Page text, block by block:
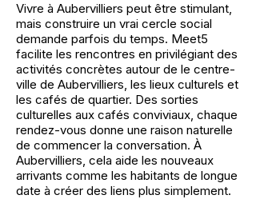
Vivre à Aubervilliers peut être stimulant,
mais construire un vrai cercle social
demande parfois du temps. Meet5
facilite les rencontres en privilégiant des
activités concrètes autour de le centre-
ville de Aubervilliers, les lieux culturels et
les cafés de quartier. Des sorties
culturelles aux cafés conviviaux, chaque
rendez-vous donne une raison naturelle
de commencer la conversation. À
Aubervilliers, cela aide les nouveaux
arrivants comme les habitants de longue
date à créer des liens plus simplement.